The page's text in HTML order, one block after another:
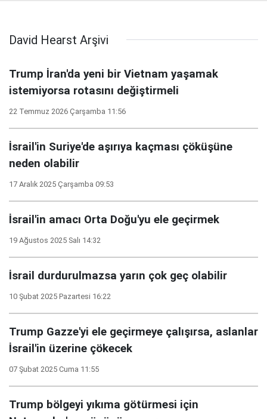
David Hearst Arşivi
Trump İran'da yeni bir Vietnam yaşamak
istemiyorsa rotasını değiştirmeli
22 Temmuz 2026 Çarşamba 11:56
İsrail'in Suriye'de aşırıya kaçması çöküşüne
neden olabilir
17 Aralık 2025 Çarşamba 09:53
İsrail'in amacı Orta Doğu'yu ele geçirmek
19 Ağustos 2025 Salı 14:32
İsrail durdurulmazsa yarın çok geç olabilir
10 Şubat 2025 Pazartesi 16:22
Trump Gazze'yi ele geçirmeye çalışırsa, aslanlar
İsrail'in üzerine çökecek
07 Şubat 2025 Cuma 11:55
Trump bölgeyi yıkıma götürmesi için